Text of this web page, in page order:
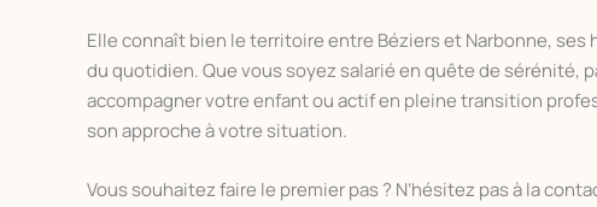
Elle connaît bien le territoire entre Béziers et Narbonne,
du quotidien. Que vous soyez salarié en quête de sérénité,
accompagner votre enfant ou actif en pleine transition
son approche à votre situation.
Vous souhaitez faire le premier pas ? N’hésitez pas à la